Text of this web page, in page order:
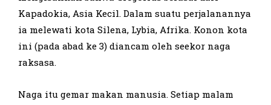
Kapadokia, Asia Kecil. Dalam suatu perjalanannya
ia melewati kota Silena, Lybia, Afrika. Konon kota
ini (pada abad ke 3) diancam oleh seekor naga
raksasa.
Naga itu gemar makan manusia. Setiap malam